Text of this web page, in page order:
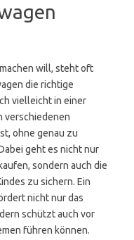
will, steht oft
die richtige
vielleicht in einer
verschiedenen
ohne genau zu
geht es nicht nur
sondern auch die
zu sichern. Ein
nicht nur das
schützt auch vor
führen können.